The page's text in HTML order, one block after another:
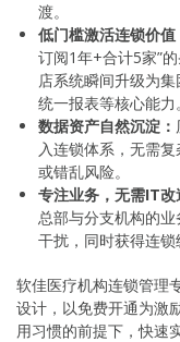
渡。
低门槛激活连锁价值
订阅1年+合计5家”
店系统瞬间升级为集
统一报表等核心能力。
数据资产自然沉淀：
入连锁体系，无需
或错乱风险。
专注业务，无需IT改
总部与分支机构的
干扰，同时获得连锁
软佳医疗机构连锁管理
设计，以免费开通为激
用习惯的前提下，快速